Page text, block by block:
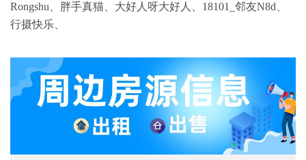
Rongshu、
胖手真猫、 大好人呀大好人、 18101_邻友N8d、
行摄快乐、